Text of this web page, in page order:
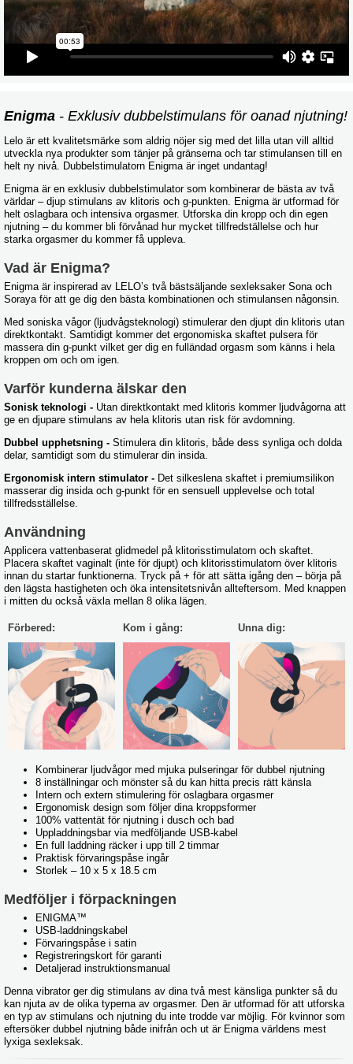
Enigma - Exklusiv dubbelstimulans för oanad njutning!
Lelo är ett kvalitetsmärke som aldrig nöjer sig med det lilla utan vill alltid
utveckla nya produkter som tänjer på gränserna och tar stimulansen till en
helt ny nivå. Dubbelstimulatorn Enigma är inget undantag!
Enigma är en exklusiv dubbelstimulator som kombinerar de bästa av två
världar – djup stimulans av klitoris och g-punkten. Enigma är utformad för
helt oslagbara och intensiva orgasmer. Utforska din kropp och din egen
njutning – du kommer bli förvånad hur mycket tillfredställelse och hur
starka orgasmer du kommer få uppleva.
Vad är Enigma?
Enigma är inspirerad av LELO’s två bästsäljande sexleksaker Sona och
Soraya för att ge dig den bästa kombinationen och stimulansen någonsin.
Med soniska vågor (ljudvågsteknologi) stimulerar den djupt din klitoris utan
direktkontakt. Samtidigt kommer det ergonomiska skaftet pulsera för
massera din g-punkt vilket ger dig en fulländad orgasm som känns i hela
kroppen om och om igen.
Varför kunderna älskar den
Sonisk teknologi - Utan direktkontakt med klitoris kommer ljudvågorna att
ge en djupare stimulans av hela klitoris utan risk för avdomning.
Dubbel upphetsning - Stimulera din klitoris, både dess synliga och dolda
delar, samtidigt som du stimulerar din insida.
Ergonomisk intern stimulator - Det silkeslena skaftet i premiumsilikon
masserar dig insida och g-punkt för en sensuell upplevelse och total
tillfredsställelse.
Användning
Applicera vattenbaserat glidmedel på klitorisstimulatorn och skaftet.
Placera skaftet vaginalt (inte för djupt) och klitorisstimulatorn över klitoris
innan du startar funktionerna. Tryck på + för att sätta igång den – börja på
den lägsta hastigheten och öka intensitetsnivån allteftersom. Med knappen
i mitten du också växla mellan 8 olika lägen.
Förbered: Kom i gång: Unna dig:
Kombinerar ljudvågor med mjuka pulseringar för dubbel njutning
8 inställningar och mönster så du kan hitta precis rätt känsla
Intern och extern stimulering för oslagbara orgasmer
Ergonomisk design som följer dina kroppsformer
100% vattentät för njutning i dusch och bad
Uppladdningsbar via medföljande USB-kabel
En full laddning räcker i upp till 2 timmar
Praktisk förvaringspåse ingår
Storlek – 10 x 5 x 18.5 cm
Medföljer i förpackningen
ENIGMA™
USB-laddningskabel
Förvaringspåse i satin
Registreringskort för garanti
Detaljerad instruktionsmanual
Denna vibrator ger dig stimulans av dina två mest känsliga punkter så du
kan njuta av de olika typerna av orgasmer. Den är utformad för att utforska
en typ av stimulans och njutning du inte trodde var möjlig. För kvinnor som
eftersöker dubbel njutning både inifrån och ut är Enigma världens mest
lyxiga sexleksak.